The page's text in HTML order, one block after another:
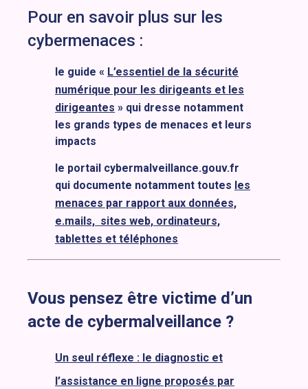
Pour en savoir plus sur les
cybermenaces :
le guide « L’essentiel de la sécurité
numérique pour les dirigeants et les
dirigeantes » qui dresse notamment
les grands types de menaces et leurs
impacts
le portail cybermalveillance.gouv.fr
qui documente notamment toutes les
menaces par rapport aux données,
e.mails, sites web, ordinateurs,
tablettes et téléphones
Vous pensez être victime d’un
acte de cybermalveillance ?
Un seul réflexe : le diagnostic et
l’assistance en ligne proposés par